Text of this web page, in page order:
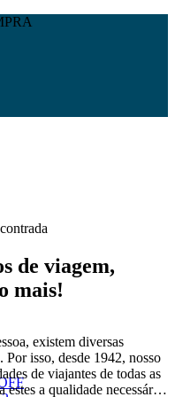
de viagem,
mais!
existem diversas
Por isso, desde 1942, nosso
de viajantes de todas as
a qualidade necessária